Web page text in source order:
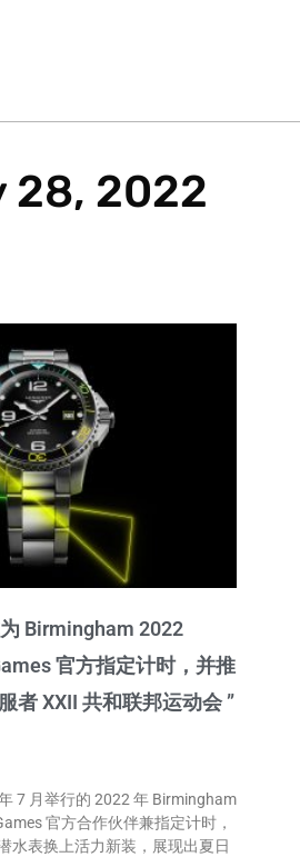
28, 2022
Birmingham 2022
官方指定计时，并推
者 XXII 共和联邦运动会 ”
7 月举行的 2022 年 Birmingham
官方合作伙伴兼指定计时，
水表换上活力新装，展现出夏日